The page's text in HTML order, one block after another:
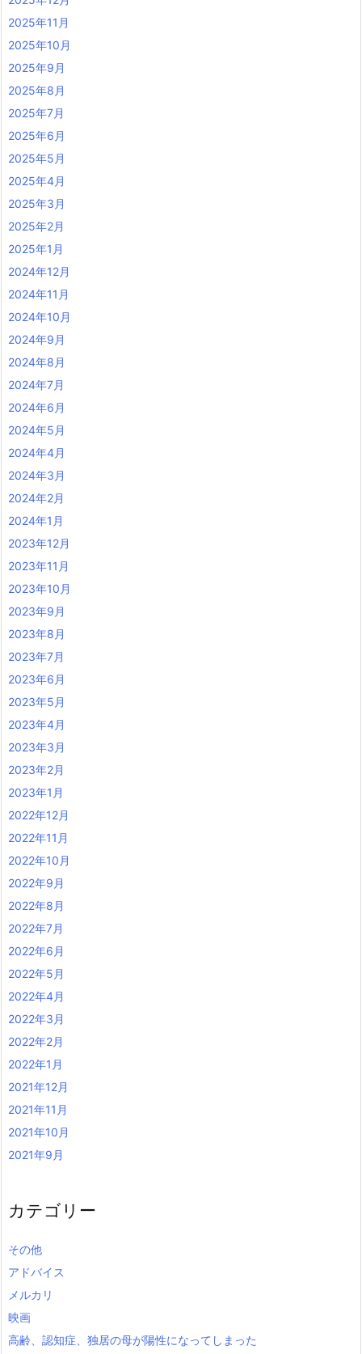
2025年11月
2025年10月
2025年9月
2025年8月
2025年7月
2025年6月
2025年5月
2025年4月
2025年3月
2025年2月
2025年1月
2024年12月
2024年11月
2024年10月
2024年9月
2024年8月
2024年7月
2024年6月
2024年5月
2024年4月
2024年3月
2024年2月
2024年1月
2023年12月
2023年11月
2023年10月
2023年9月
2023年8月
2023年7月
2023年6月
2023年5月
2023年4月
2023年3月
2023年2月
2023年1月
2022年12月
2022年11月
2022年10月
2022年9月
2022年8月
2022年7月
2022年6月
2022年5月
2022年4月
2022年3月
2022年2月
2022年1月
2021年12月
2021年11月
2021年10月
2021年9月
カテゴリー
その他
アドバイス
メルカリ
映画
高齢、認知症、独居の母が陽性になってしまった